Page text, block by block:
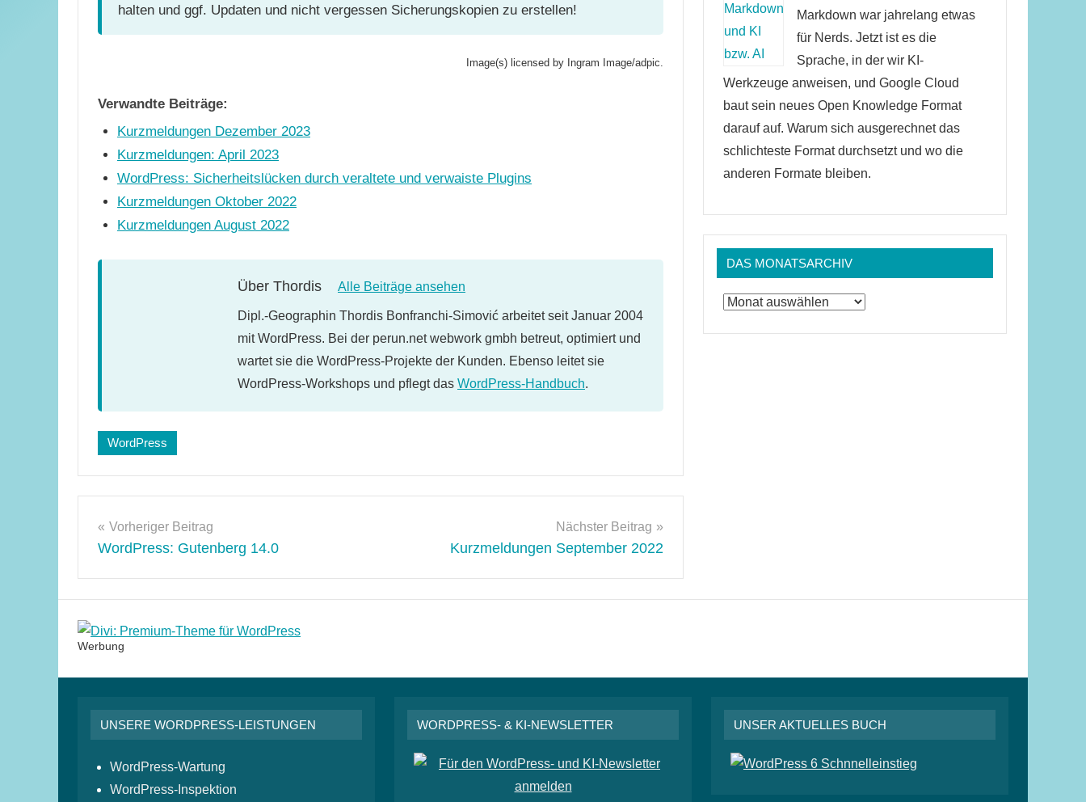
halten und ggf. Updaten und nicht vergessen Sicherungskopien zu erstellen!
Image(s) licensed by Ingram Image/adpic.
Verwandte Beiträge:
Kurzmeldungen Dezember 2023
Kurzmeldungen: April 2023
WordPress: Sicherheitslücken durch veraltete und verwaiste Plugins
Kurzmeldungen Oktober 2022
Kurzmeldungen August 2022
Über Thordis Alle Beiträge ansehen
Dipl.-Geographin Thordis Bonfranchi-Simović arbeitet seit Januar 2004
mit WordPress. Bei der perun.net webwork gmbh betreut, optimiert und
wartet sie die WordPress-Projekte der Kunden. Ebenso leitet sie
WordPress-Workshops und pflegt das WordPress-Handbuch.
Schlagwörter:
WordPress
Beitragsnavigation
Vorheriger Beitrag
WordPress: Gutenberg 14.0
Nächster Beitrag
Kurzmeldungen September 2022
Markdown war jahrelang etwas
für Nerds. Jetzt ist es die
Sprache, in der wir KI-
Werkzeuge anweisen, und Google Cloud
baut sein neues Open Knowledge Format
darauf auf. Warum sich ausgerechnet das
schlichteste Format durchsetzt und wo die
anderen Formate bleiben.
DAS MONATSARCHIV
Das
Werbung
UNSERE WORDPRESS-LEISTUNGEN
WordPress-Wartung
WordPress-Inspektion
WORDPRESS- & KI-NEWSLETTER UNSER AKTUELLES BUCH